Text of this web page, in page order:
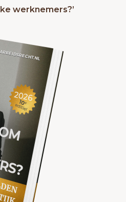
werknemers?’